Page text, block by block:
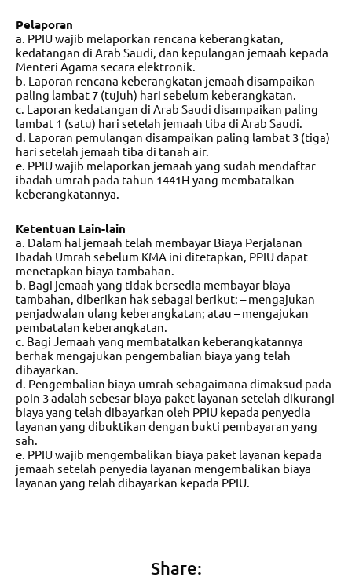
Pelaporan
a. PPIU wajib melaporkan rencana keberangkatan,
kedatangan di Arab Saudi, dan kepulangan jemaah kepada
Menteri Agama secara elektronik.
b. Laporan rencana keberangkatan jemaah disampaikan
paling lambat 7 (tujuh) hari sebelum keberangkatan.
c. Laporan kedatangan di Arab Saudi disampaikan paling
lambat 1 (satu) hari setelah jemaah tiba di Arab Saudi.
d. Laporan pemulangan disampaikan paling lambat 3 (tiga)
hari setelah jemaah tiba di tanah air.
e. PPIU wajib melaporkan jemaah yang sudah mendaftar
ibadah umrah pada tahun 1441H yang membatalkan
keberangkatannya.
Ketentuan Lain-lain
a. Dalam hal jemaah telah membayar Biaya Perjalanan
Ibadah Umrah sebelum KMA ini ditetapkan, PPIU dapat
menetapkan biaya tambahan.
b. Bagi jemaah yang tidak bersedia membayar biaya
tambahan, diberikan hak sebagai berikut: – mengajukan
penjadwalan ulang keberangkatan; atau – mengajukan
pembatalan keberangkatan.
c. Bagi Jemaah yang membatalkan keberangkatannya
berhak mengajukan pengembalian biaya yang telah
dibayarkan.
d. Pengembalian biaya umrah sebagaimana dimaksud pada
poin 3 adalah sebesar biaya paket layanan setelah dikurangi
biaya yang telah dibayarkan oleh PPIU kepada penyedia
layanan yang dibuktikan dengan bukti pembayaran yang
sah.
e. PPIU wajib mengembalikan biaya paket layanan kepada
jemaah setelah penyedia layanan mengembalikan biaya
layanan yang telah dibayarkan kepada PPIU.
Share: